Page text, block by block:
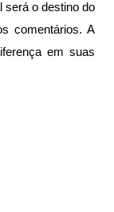
será o destino do
comentários. A
em suas